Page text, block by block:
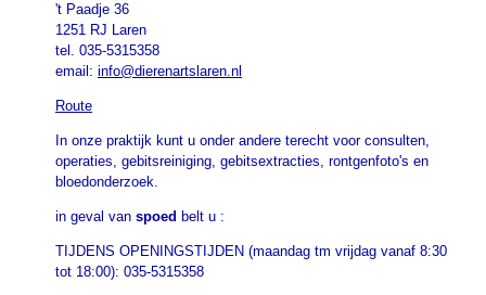
't Paadje 36
1251 RJ Laren
tel. 035-5315358
email: info@dierenartslaren.nl
Route
In onze praktijk kunt u onder andere terecht voor consulten,
operaties, gebitsreiniging, gebitsextracties, rontgenfoto's en
bloedonderzoek.
in geval van spoed belt u :
TIJDENS OPENINGSTIJDEN (maandag tm vrijdag vanaf 8:30
tot 18:00): 035-5315358